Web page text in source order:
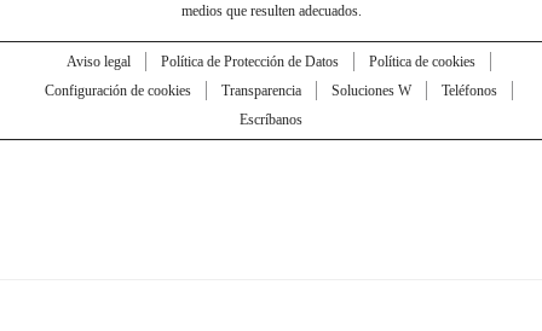
medios que resulten adecuados.
Aviso legal Política de Protección de Datos
Política de cookies
Configuración de cookies
Transparencia Soluciones W
Teléfonos
Escríbanos